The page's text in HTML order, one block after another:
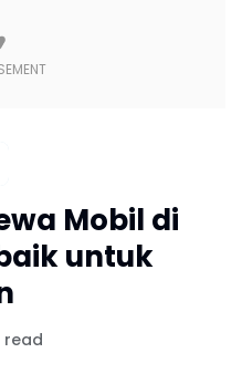
Mobil di
untuk
read